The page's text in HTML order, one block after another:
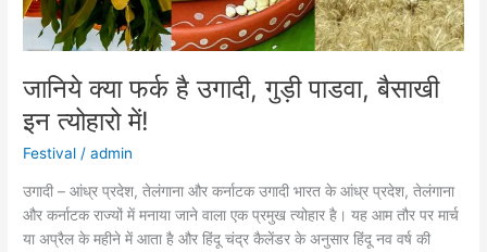
जानिये क्या फर्क है उगादी, गुड़ी पाडवा, बैसाखी
इन त्योहारो में!
Festival /admin
उगादी – आंध्र प्रदेश, तेलंगाना और कर्नाटक उगादी भारत के आंध्र प्रदेश, तेलंगाना
और कर्नाटक राज्यों में मनाया जाने वाला एक प्रमुख त्योहार है। यह आम तौर पर मार्च
या अप्रैल के महीने में आता है और हिंदू चंद्र कैलेंडर के अनुसार हिंदू नव वर्ष की
त्योहारो